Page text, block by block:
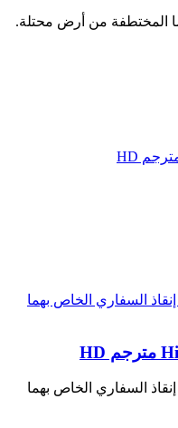
المختطفة من أرض محتلة.
السفاري الخاص بهما
السفاري الخاص بهما